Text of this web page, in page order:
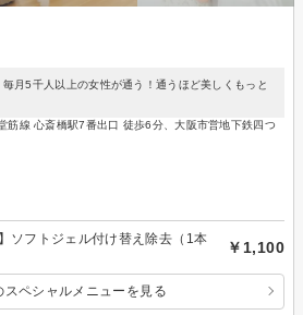
月5千人以上の女性が通う！通うほど美しくもっと
筋線 心斎橋駅7番出口 徒歩6分、大阪市営地下鉄四つ
ソフトジェル付け替え除去（1本
￥1,100
スペシャルメニューを見る